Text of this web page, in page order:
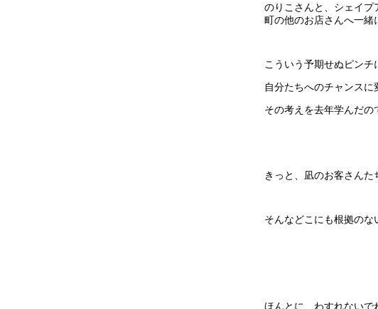
のりこさんと、シェイ
町の他のお店さんへ一緒
こういう予期せぬピンチ
自分たちへのチャンスに
その考えを去年学んだ
きっと、凪のお客さん
そんなどこにも根拠の
ほんとに、わすれないで